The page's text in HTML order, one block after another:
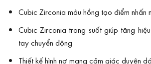
Cubic Zirconia màu hồng tạo điểm nhấn
Cubic Zirconia trong suốt giúp tăng
tay chuyển động
Thiết kế hình nơ mang cảm giác duyên